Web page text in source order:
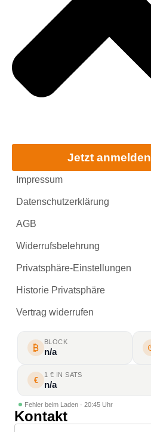
Jetzt anmelden
Impressum
Datenschutzerklärung
AGB
Widerrufsbelehrung
Privatsphäre-Einstellungen
Historie Privatsphäre
Vertrag widerrufen
BLOCK
n/a
€
1 € IN SATS
n/a
Fehler beim Laden · 20:45 Uhr
Kontakt